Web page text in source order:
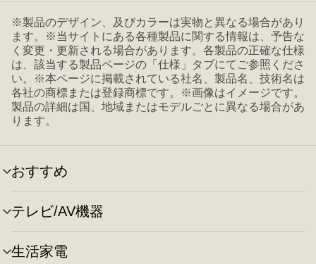
※製品のデザイン、及びカラーは実物と異なる場合があり
ます。※当サイトにある各種製品に関する情報は、予告な
く変更・更新される場合があります。各製品の正確な仕様
は、該当する製品ページの「仕様」タブにてご参照くださ
い。※本ページに掲載されている社名、製品名、技術名は
各社の商標または登録商標です。※画像はイメージです。
製品の詳細は国、地域またはモデルごとに異なる場合があ
ります。
おすすめ
メ
ニ
ュ
ー
の
切
テレビ/AV機器
メ
ニ
ュ
ー
生活家電
メ